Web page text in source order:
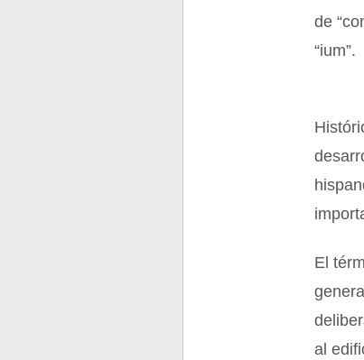
de
“ium”.
El
al